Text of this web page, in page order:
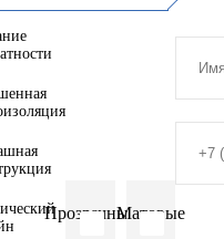
ПрозрачныеМатовые